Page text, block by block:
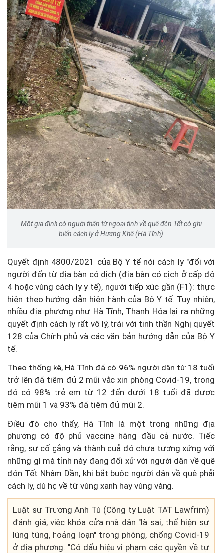
Một gia đình có người thân từ ngoại tình về quê đón Tết có ghi
biển cách ly ở Hương Khê (Hà Tĩnh)
Quyết định 4800/2021 của Bộ Y tế nói cách ly "đối với
người đến từ địa bàn có dịch (địa bàn có dịch ở cấp độ
4 hoặc vùng cách ly y tế), người tiếp xúc gần (F1): thực
hiện theo hướng dẫn hiện hành của Bộ Y tế. Tuy nhiên,
nhiều địa phương như Hà Tĩnh, Thanh Hóa lại ra những
quyết định cách ly rất vô lý, trái với tinh thần Nghị quyết
128 của Chính phủ và các văn bản hướng dẫn của Bộ Y
tế.
Theo thống kê, Hà Tĩnh đã có 96% người dân từ 18 tuổi
trở lên đã tiêm đủ 2 mũi vắc xin phòng Covid-19, trong
đó có 98% trẻ em từ 12 đến dưới 18 tuổi đã được
tiêm mũi 1 và 93% đã tiêm đủ mũi 2.
Điều đó cho thấy, Hà Tĩnh là một trong những địa
phương có độ phủ vaccine hàng đầu cả nước. Tiếc
rằng, sự cố gắng và thành quả đó chưa tương xứng với
những gì mà tỉnh này đang đối xử với người dân về quê
đón Tết Nhâm Dần, khi bắt buộc người dân về quê phải
cách ly, dù họ về từ vùng xanh hay vùng vàng.
Luật sư Trương Anh Tú (Công ty Luật TAT Lawfrim)
đánh giá, việc khóa cửa nhà dân "là sai, thể hiện sự
lúng túng, hoảng loạn" trong phòng, chống Covid-19
ở địa phương. "Có dấu hiệu vi phạm các quyền về tự